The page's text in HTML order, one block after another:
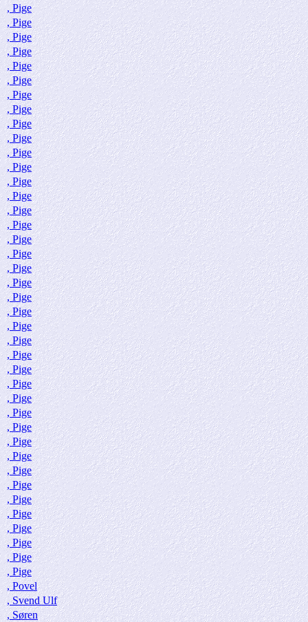
, Pige
, Pige
, Pige
, Pige
, Pige
, Pige
, Pige
, Pige
, Pige
, Pige
, Pige
, Pige
, Pige
, Pige
, Pige
, Pige
, Pige
, Pige
, Pige
, Pige
, Pige
, Pige
, Pige
, Pige
, Pige
, Pige
, Pige
, Pige
, Pige
, Pige
, Pige
, Pige
, Pige
, Pige
, Pige
, Pige
, Pige
, Pige
, Pige
, Pige
, Povel
, Svend Ulf
, Søren